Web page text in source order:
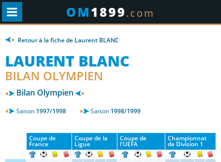
OM1899.com
Retour à la fiche de Laurent BLANC
LAURENT BLANC
BILAN OLYMPIEN
Bilan Olympien
Saison 1997/1998 Saison 1998/1999
Coupe de
France
Coupe de la
Ligue
Coupe de
l'UEFA
Championnat
de Division 1